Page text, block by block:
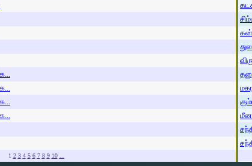
1 2 3 4 5 6 7 8 9 10 ...
மீன